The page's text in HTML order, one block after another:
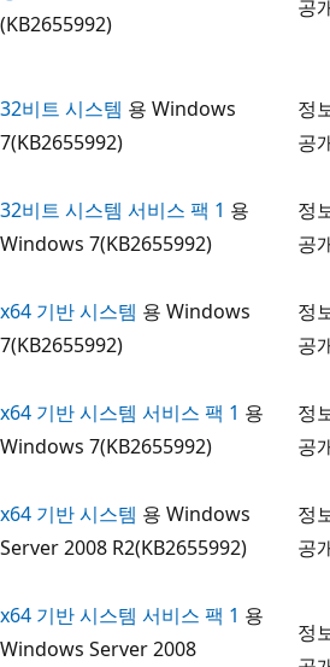
(KB2655992)
공
32비트 시스템 용 Windows
7(KB2655992)
정
공
32비트 시스템 서비스 팩 1 용
Windows 7(KB2655992)
정
공
x64 기반 시스템 용 Windows
7(KB2655992)
정
공
x64 기반 시스템 서비스 팩 1 용
Windows 7(KB2655992)
정
공
x64 기반 시스템 용 Windows
Server 2008 R2(KB2655992)
정
공
x64 기반 시스템 서비스 팩 1 용
Windows Server 2008
정